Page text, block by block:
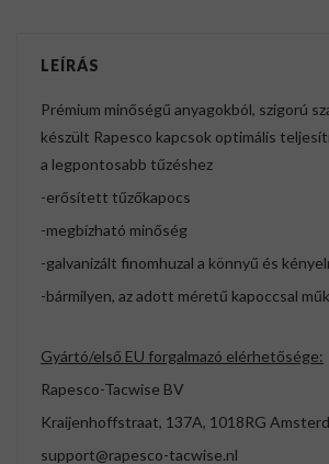
LEÍRÁS
Prémium minőségű anyagokból, szigorú
készült Rapesco kapcsok optimális
a legpontosabb tűzéshez
-erősített tűzőkapocs
-megbízható minőség
-galvanizált finomhuzal a könnyű és
-bármilyen, az adott méretű kapoccsal
Gyártó/első EU forgalmazó elérhetősége:
Rapesco-Tacwise BV
Kraijenhoffstraat, 137A, 1018RG
support@rapesco-tacwise.nl